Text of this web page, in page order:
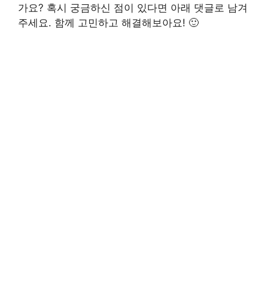
가요? 혹시 궁금하신 점이 있다면 아래 댓글로 남겨
주세요. 함께 고민하고 해결해보아요! 🙂